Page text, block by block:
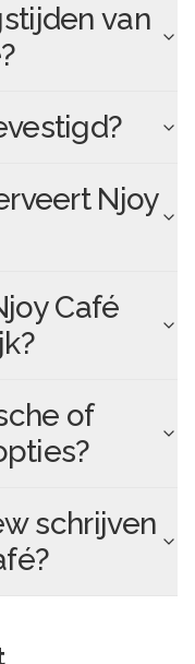
van
?
Njoy
Café
of
schrijven
?